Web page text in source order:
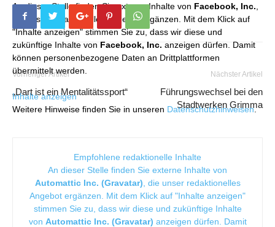
An dieser Stelle finden Sie externe Inhalte von Facebook, Inc.
die unser redaktionelles Angebot ergänzen. Mit dem Klick auf
"Inhalte anzeigen" stimmen Sie zu, dass wir diese und
zukünftige Inhalte von Facebook, Inc. anzeigen dürfen. Damit
können personenbezogene Daten an Drittplattformen
übermittelt werden.
Inhalte anzeigen
Weitere Hinweise finden Sie in unseren Datenschutzhinweisen.
Vorheriger Artikel
„Dart ist ein Mentalitätssport“
Nächster Artikel
Führungswechsel bei den
Stadtwerken Grimma
Empfohlene redaktionelle Inhalte
An dieser Stelle finden Sie externe Inhalte von
Automattic Inc. (Gravatar) , die unser redaktionelles
Angebot ergänzen. Mit dem Klick auf "Inhalte anzeigen"
stimmen Sie zu, dass wir diese und zukünftige Inhalte
von Automattic Inc. (Gravatar) anzeigen dürfen. Damit